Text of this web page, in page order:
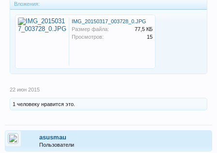
Вложения:
IMG_20150317_003728_0.JPG
Размер файла:
77,5 КБ
Просмотров:
15
22 июн 2015
1 человеку нравится это.
asusmau
Пользователи